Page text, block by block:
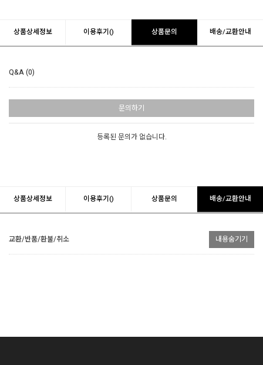
상품상세정보 이용후기() 상품문의 배송/교환안내
Q&A (0)
문의하기
등록된 문의가 없습니다.
상품상세정보 이용후기() 상품문의 배송/교환안내
교환/반품/환불/취소 내용숨기기